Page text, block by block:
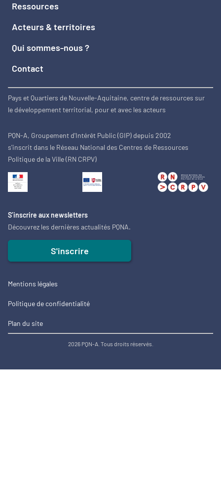
Ressources
Acteurs & territoires
Qui sommes-nous ?
Contact
Pays et Quartiers de Nouvelle-Aquitaine, centre de ressources sur
le développement territorial, pour et avec les acteurs
PQN-A, Groupement d'Intérêt Public (GIP) depuis 2002
s'inscrit dans le Réseau National des Centres de Ressources
Politique de la Ville (RN CRPV)
S’inscrire aux newsletters
Découvrez les dernières actualités PQNA.
S'inscrire
Mentions légales
Politique de confidentialité
Plan du site
2026 PQN-A. Tous droits réservés.